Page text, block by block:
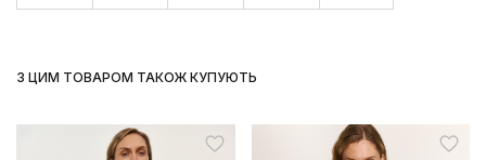
З ЦИМ ТОВАРОМ ТАКОЖ КУПУЮТЬ